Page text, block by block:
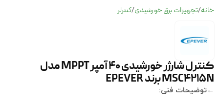
خانه/تجهیزات برق خورشیدی/کنترلر
کنترل شارژر خورشیدی 40 آمپر MPPT مدل
MSC4215N برند EPEVER
←توضیحات فنی: